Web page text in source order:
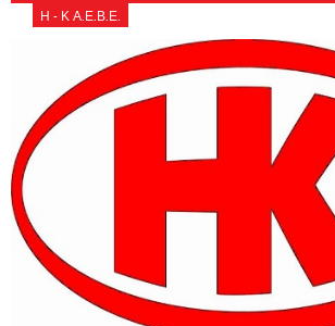
Η - Κ Α.Ε.Β.Ε.